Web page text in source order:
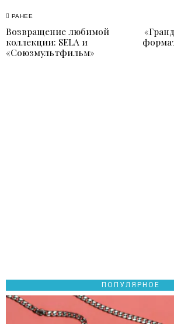
Навигация
по
записям
РАНЕЕ
Previous
post:
Возвращение любимой
коллекции: SELA и
«Союзмультфильм»
ПОПУЛЯРНОЕ